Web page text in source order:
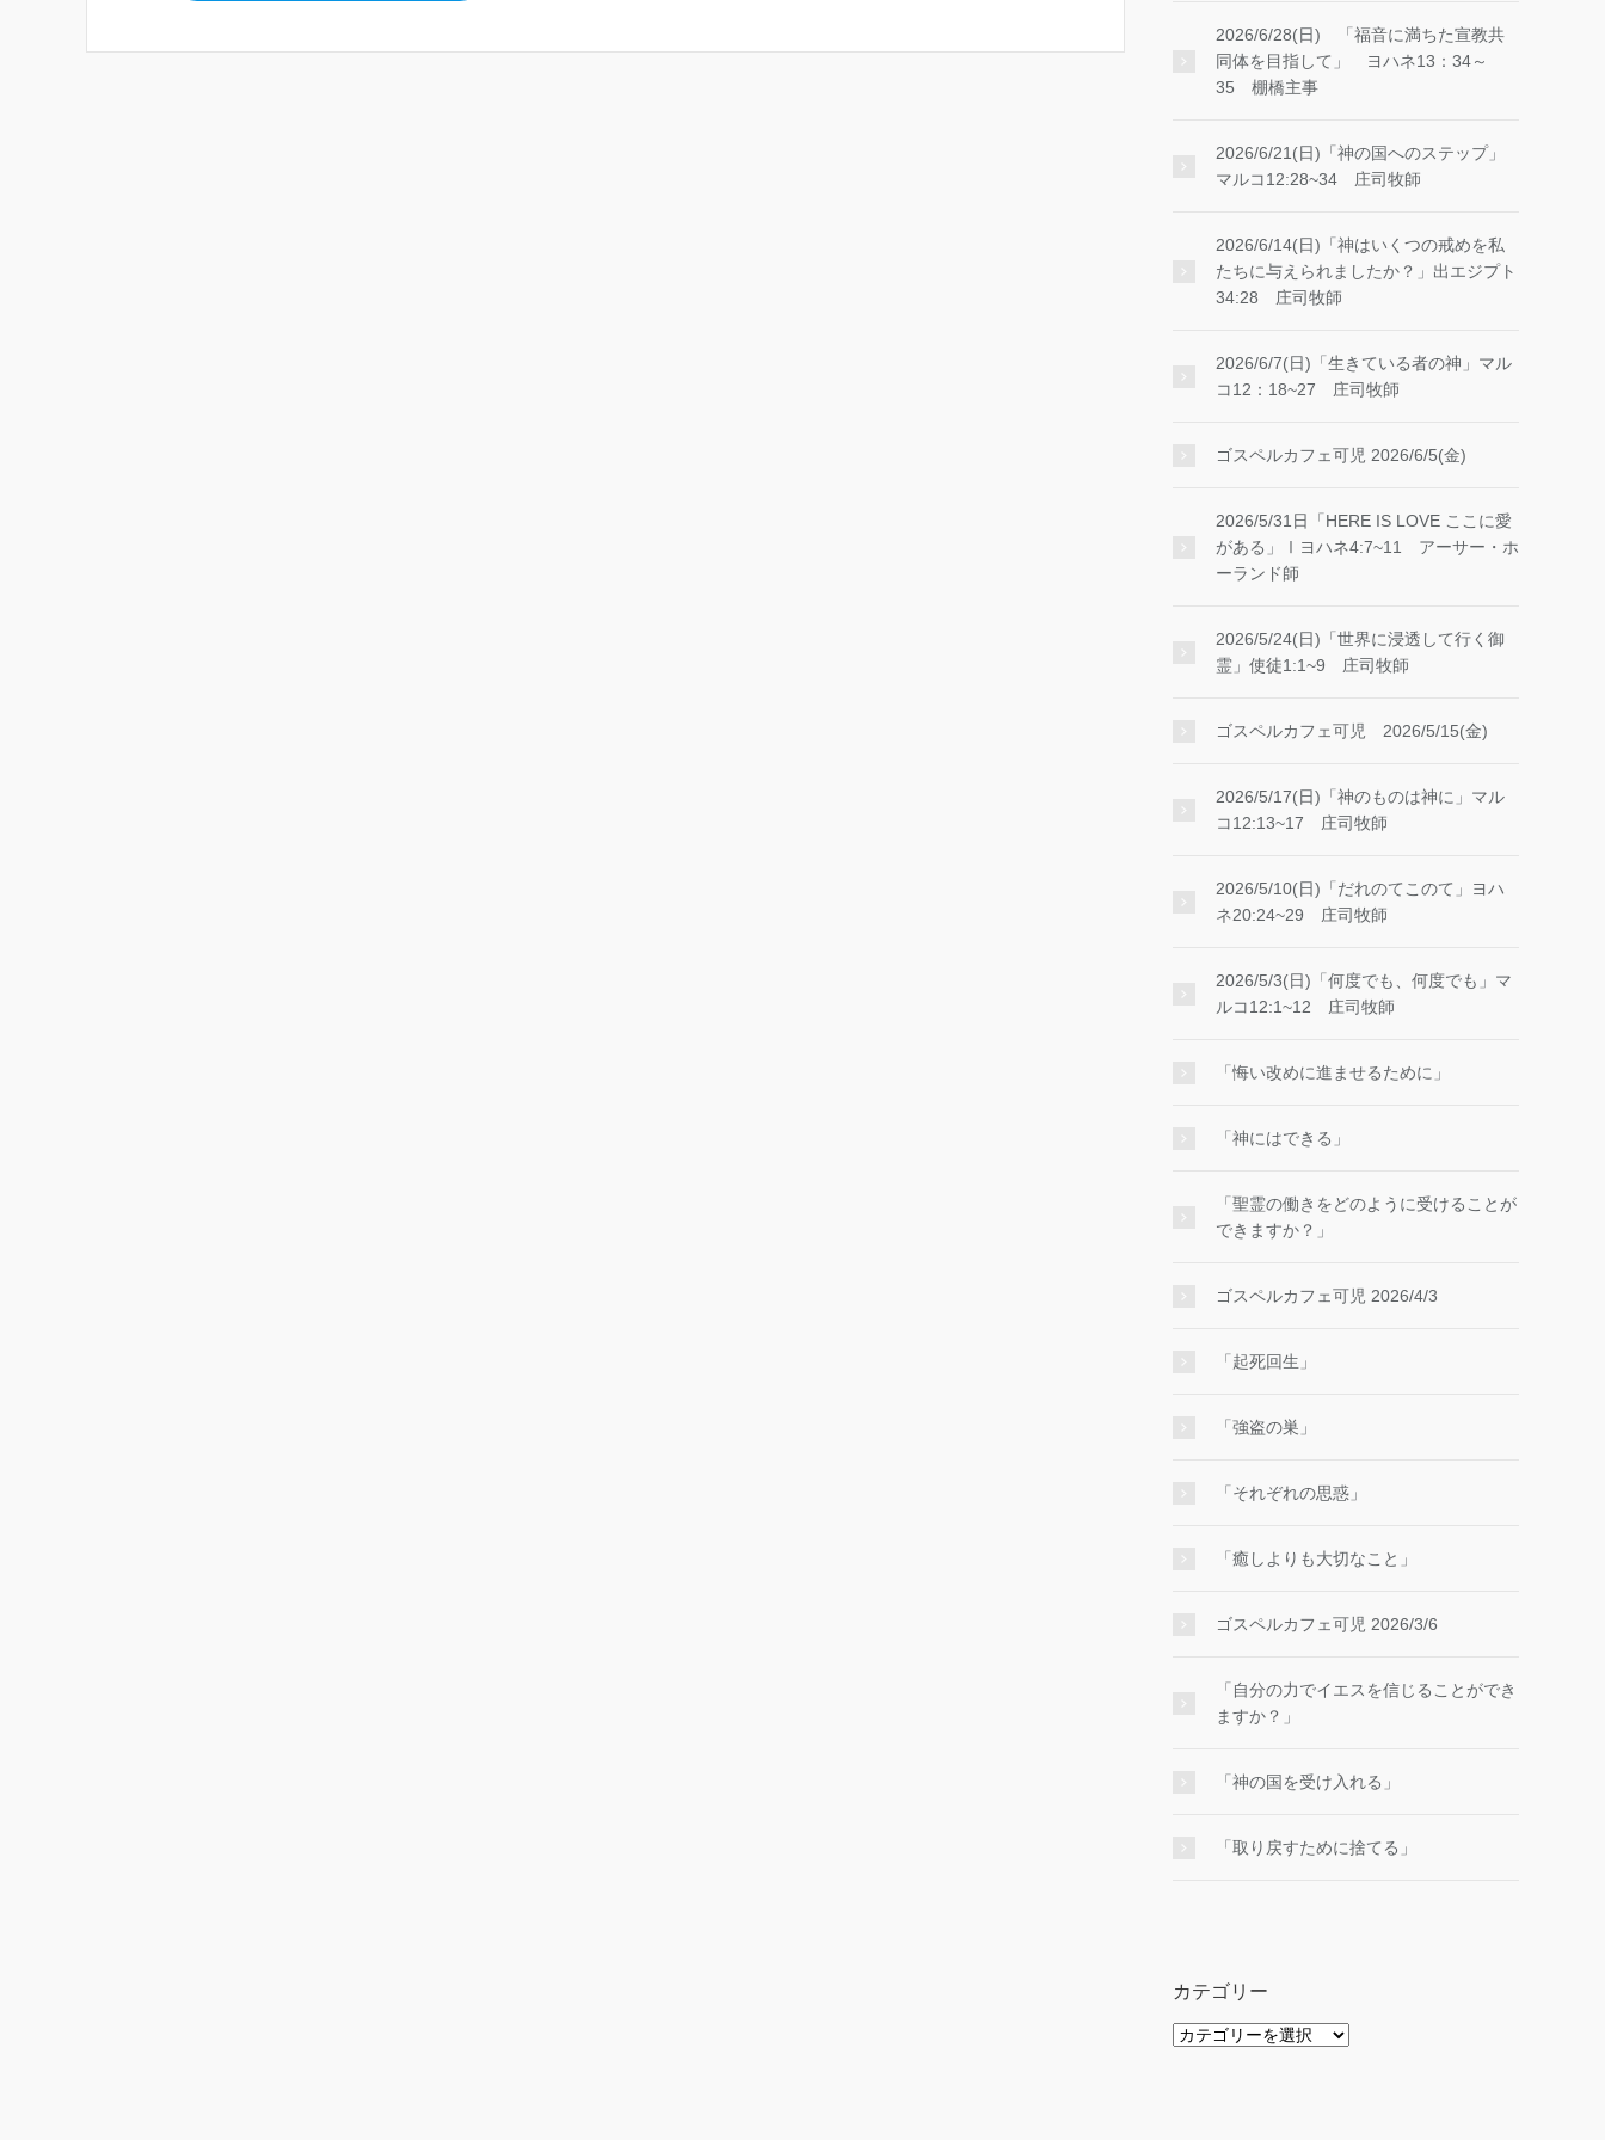
2026/6/28(日) 「福音に満ちた宣教共
同体を目指して」 ヨハネ13：34～
35 棚橋主事
2026/6/21(日)「神の国へのステップ」
マルコ12:28~34 庄司牧師
2026/6/14(日)「神はいくつの戒めを私
たちに与えられましたか？」出エジプト
34:28 庄司牧師
2026/6/7(日)「生きている者の神」マル
コ12：18~27 庄司牧師
ゴスペルカフェ可児 2026/6/5(金)
2026/5/31日「HERE IS LOVE ここに愛
がある」Ⅰヨハネ4:7~11 アーサー・ホ
ーランド師
2026/5/24(日)「世界に浸透して行く御
霊」使徒1:1~9 庄司牧師
ゴスペルカフェ可児 2026/5/15(金)
2026/5/17(日)「神のものは神に」マル
コ12:13~17 庄司牧師
2026/5/10(日)「だれのてこのて」ヨハ
ネ20:24~29 庄司牧師
2026/5/3(日)「何度でも、何度でも」マ
ルコ12:1~12 庄司牧師
「悔い改めに進ませるために」
「神にはできる」
「聖霊の働きをどのように受けることが
できますか？」
ゴスペルカフェ可児 2026/4/3
「起死回生」
「強盗の巣」
「それぞれの思惑」
「癒しよりも大切なこと」
ゴスペルカフェ可児 2026/3/6
「自分の力でイエスを信じることができ
ますか？」
「神の国を受け入れる」
「取り戻すために捨てる」
カテゴリー
カ